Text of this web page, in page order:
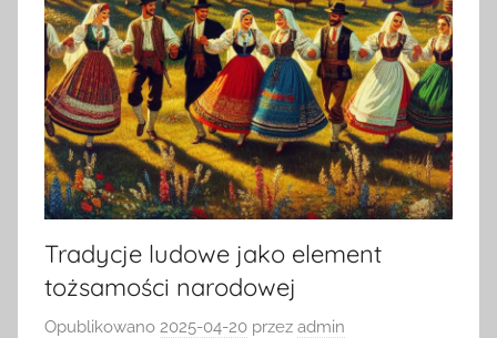
Tradycje ludowe jako element
tożsamości narodowej
Opublikowano 2025-04-20 przez admin